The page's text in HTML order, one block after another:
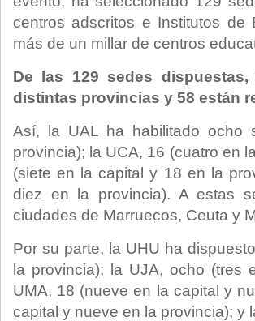
centros adscritos e Institutos de
más de un millar de centros
De las 129 sedes
distintas provincias y 58 están
Así, la UAL ha habilitado
provincia); la UCA, 16 (cuatro en
(siete en la capital y 18 en la
diez en la provincia). A estas
ciudades de Marruecos, Ceuta y
Por su parte, la UHU ha
la provincia); la UJA, ocho
UMA, 18 (nueve en la capital y
capital y nueve en la provincia); y